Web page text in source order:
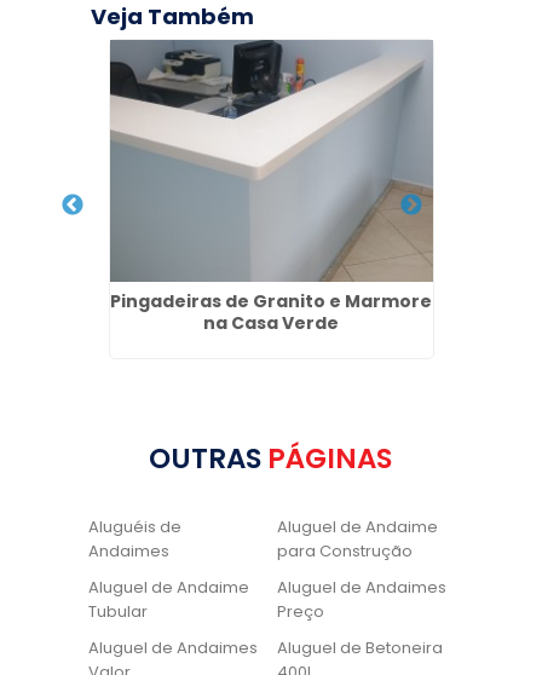
Veja Também
Pingadeiras de Granito e Marmore
na Casa Verde
OUTRAS PÁGINAS
Aluguéis de
Andaimes
Aluguel de Andaime
para Construção
Aluguel de Andaime
Tubular
Aluguel de Andaimes
Preço
Aluguel de Andaimes
Aluguel de Betoneira